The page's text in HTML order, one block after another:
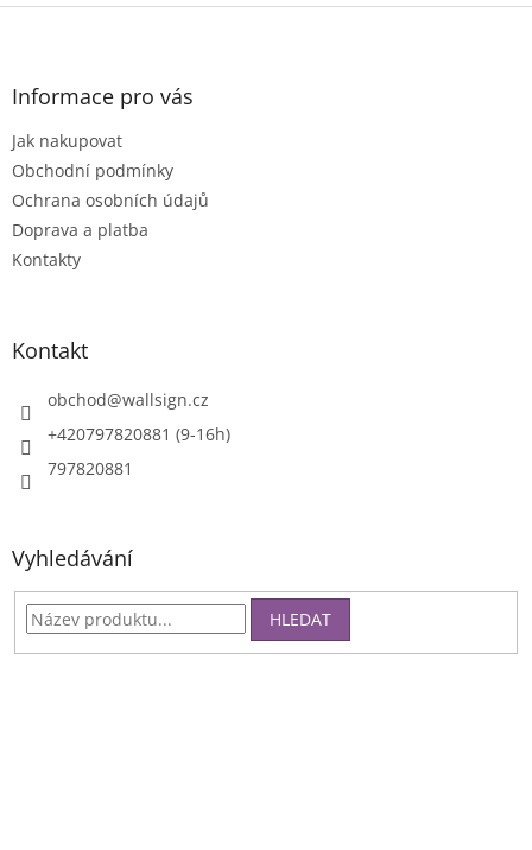
Z
Informace pro vás
Jak nakupovat
Obchodní podmínky
Ochrana osobních údajů
Doprava a platba
Kontakty
Kontakt
obchod@wallsign.cz
+420797820881 (9-16h)
797820881
Vyhledávání
HLEDAT